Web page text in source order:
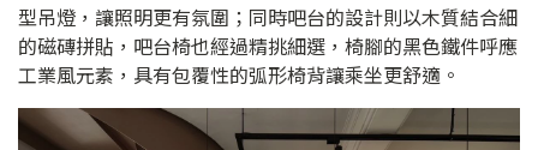
型吊燈，讓照明更有氛圍；同時吧台的設計則以木質結合細
的磁磚拼貼，吧台椅也經過精挑細選，椅腳的黑色鐵件呼應
工業風元素，具有包覆性的弧形椅背讓乘坐更舒適。